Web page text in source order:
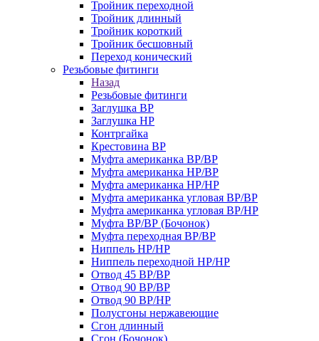
Тройник переходной
Тройник длинный
Тройник короткий
Тройник бесшовный
Переход конический
Резьбовые фитинги
Назад
Резьбовые фитинги
Заглушка ВР
Заглушка НР
Контргайка
Крестовина ВР
Муфта американка ВР/ВР
Муфта американка НР/ВР
Муфта американка НР/НР
Муфта американка угловая ВР/ВР
Муфта американка угловая ВР/НР
Муфта ВР/ВР (Бочонок)
Муфта переходная ВР/ВР
Ниппель НР/НР
Ниппель переходной НР/НР
Отвод 45 ВР/ВР
Отвод 90 ВР/ВР
Отвод 90 ВР/НР
Полусгоны нержавеющие
Сгон длинный
Сгон (Бочонок)